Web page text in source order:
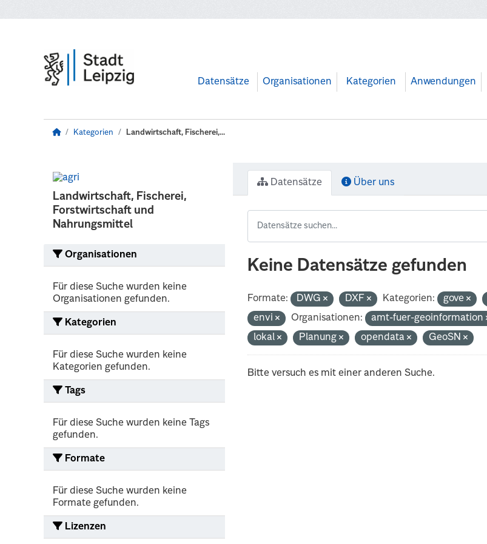
Datensätze Organisationen Kategorien Anwendungen
Kategorien Landwirtschaft, Fischerei,...
Landwirtschaft, Fischerei,
Forstwirtschaft und
Nahrungsmittel
Organisationen
Für diese Suche wurden keine
Organisationen gefunden.
Kategorien
Für diese Suche wurden keine
Kategorien gefunden.
Tags
Für diese Suche wurden keine Tags
gefunden.
Formate
Für diese Suche wurden keine
Formate gefunden.
Lizenzen
Datensätze Über uns
Keine Datensätze gefunden
Formate: DWG DXF Kategorien: gove
envi
Organisationen: amt-fuer-geoinformation
lokal
Planung opendata GeoSN
Bitte versuch es mit einer anderen Suche.